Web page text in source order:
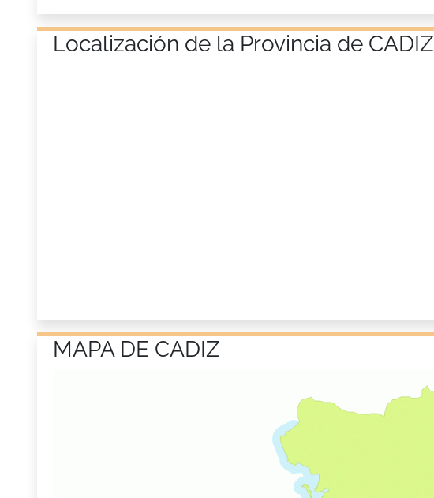
Localización de la Provincia de CADIZ
MAPA DE CADIZ